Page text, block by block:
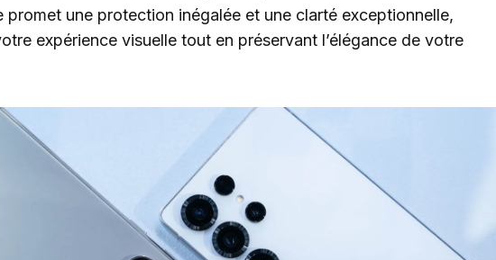
promet une protection inégalée et une clarté exceptionnelle,
expérience visuelle tout en préservant l’élégance de votre